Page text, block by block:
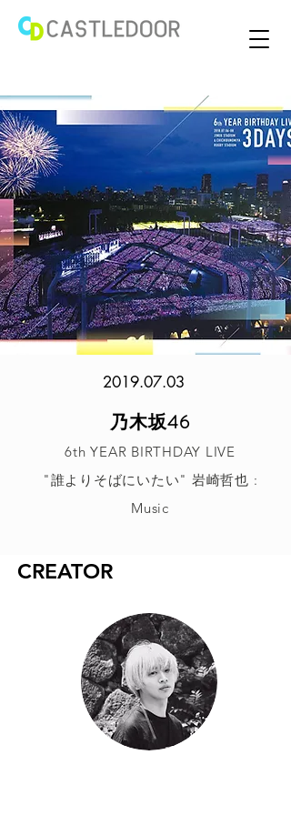
2019.07.03
乃木坂46
6th YEAR BIRTHDAY LIVE
"誰よりそばにいたい" 岩崎哲也 :
Music
CREATOR